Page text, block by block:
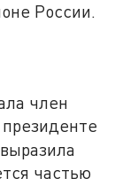
России.
член
частью